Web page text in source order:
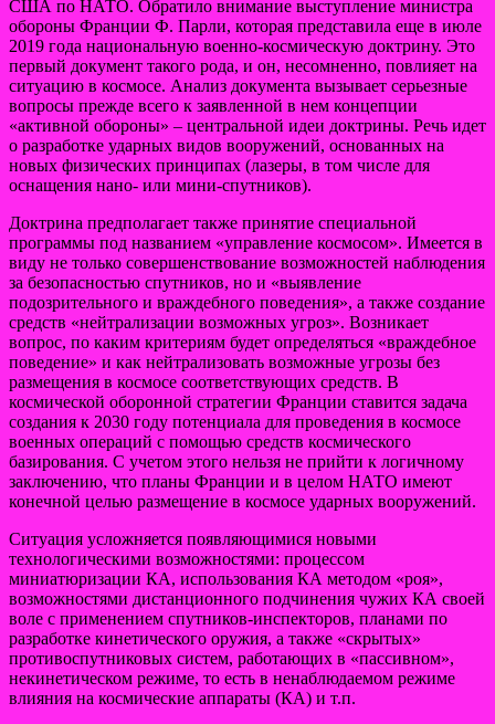
США по НАТО. Обратило внимание выступление министра
обороны Франции Ф. Парли, которая представила еще в июле
2019 года национальную военно-космическую доктрину. Это
первый документ такого рода, и он, несомненно, повлияет на
ситуацию в космосе. Анализ документа вызывает серьезные
вопросы прежде всего к заявленной в нем концепции
«активной обороны» – центральной идеи доктрины. Речь идет
о разработке ударных видов вооружений, основанных на
новых физических принципах (лазеры, в том числе для
оснащения нано- или мини-спутников).
Доктрина предполагает также принятие специальной
программы под названием «управление космосом». Имеется в
виду не только совершенствование возможностей наблюдения
за безопасностью спутников, но и «выявление
подозрительного и враждебного поведения», а также создание
средств «нейтрализации возможных угроз». Возникает
вопрос, по каким критериям будет определяться «враждебное
поведение» и как нейтрализовать возможные угрозы без
размещения в космосе соответствующих средств. В
космической оборонной стратегии Франции ставится задача
создания к 2030 году потенциала для проведения в космосе
военных операций с помощью средств космического
базирования. С учетом этого нельзя не прийти к логичному
заключению, что планы Франции и в целом НАТО имеют
конечной целью размещение в космосе ударных вооружений.
Ситуация усложняется появляющимися новыми
технологическими возможностями: процессом
миниатюризации КА, использования КА методом «роя»,
возможностями дистанционного подчинения чужих КА своей
воле с применением спутников-инспекторов, планами по
разработке кинетического оружия, а также «скрытых»
противоспутниковых систем, работающих в «пассивном»,
некинетическом режиме, то есть в ненаблюдаемом режиме
влияния на космические аппараты (КА) и т.п.